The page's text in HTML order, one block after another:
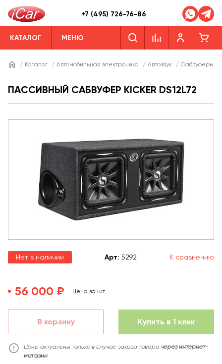
+7 (495) 726-76-86
КАТАЛОГ МЕНЮ
/ Каталог / Автомобильная электроника / Автозвук / Сабвуферы
ПАССИВНЫЙ САБВУФЕР KICKER DS12L72
Нет в наличии Арт: 5292 К сравнению
56 000 ₽ Цена за шт.
В корзину Купить в 1 клик
Цены актуальны только в случае заказа товара через интернет-
магазин